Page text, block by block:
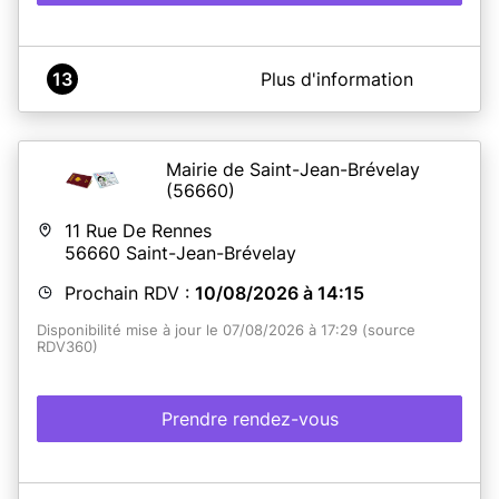
A propos de Mairie d'Elven - Service CNI-Passeports
rendez-vous, du lundi au jeudi de 8h40 à 12h00 et de
13h40 à 17h00 et le vendredi de 8h40 à 12h00.
Le demandeur du titre doit être présent, y compris pour
En savoir plus
13 Plus d'information
Mairie de Saint-Jean-Brévelay
(56660)
11 Rue De Rennes
56660 Saint-Jean-Brévelay
Prochain RDV : 10/08/2026 à 14:15
Disponibilité mise à jour le 07/08/2026 à 17:29 (source
RDV360)
Prendre rendez-vous